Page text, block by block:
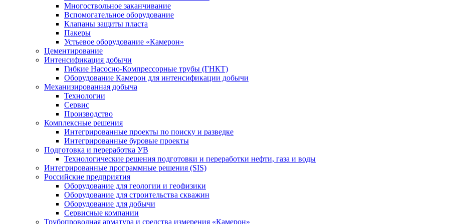
Многоствольное заканчивание
Вспомогательное оборудование
Клапаны защиты пласта
Пакеры
Устьевое оборудование «Камерон»
Цементирование
Интенсификация добычи
Гибкие Насосно-Компрессорные трубы (ГНКТ)
Оборудование Камерон для интенсификации добычи
Механизированная добыча
Технологии
Сервис
Производство
Комплексные решения
Интегрированные проекты по поиску и разведке
Интегрированные буровые проекты
Подготовка и переработка УВ
Технологические решения подготовки и переработки нефти, газа и воды
Интегрированные программные решения (SIS)
Российские предприятия
Оборудование для геологии и геофизики
Оборудование для строительства скважин
Оборудование для добычи
Сервисные компании
Трубопроводная арматура и средства измерения «Камерон»